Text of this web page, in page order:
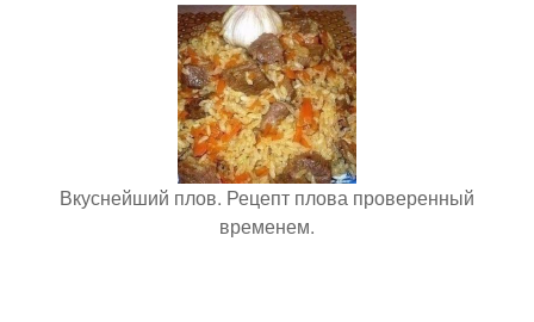
Вкуснейший плов. Рецепт плова проверенный
временем.